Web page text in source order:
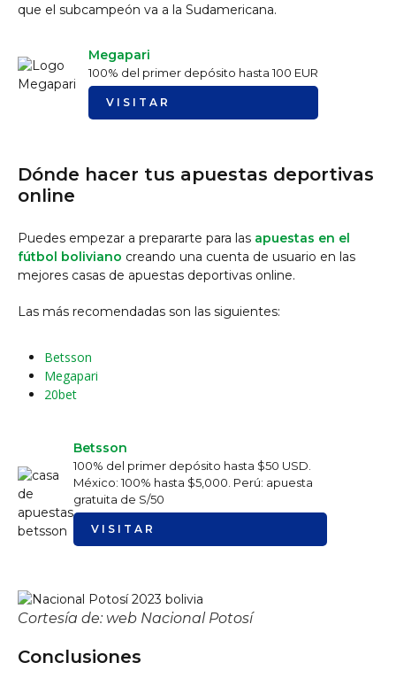
que el subcampeón va a la Sudamericana.
Megapari
100% del primer depósito hasta 100 EUR
VISITAR
Dónde hacer tus apuestas deportivas
online
Puedes empezar a prepararte para las apuestas en el
fútbol boliviano creando una cuenta de usuario en las
mejores casas de apuestas deportivas online.
Las más recomendadas son las siguientes:
Betsson
Megapari
20bet
Betsson
100% del primer depósito hasta $50 USD.
México: 100% hasta $5,000. Perú: apuesta
gratuita de S/50
VISITAR
Cortesía de: web Nacional Potosí
Conclusiones